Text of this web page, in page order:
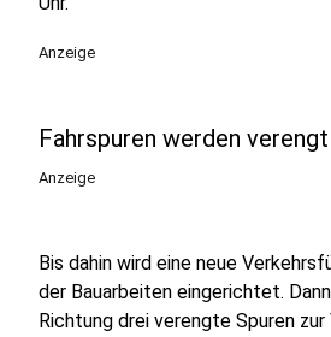
Anzeige
Fahrspuren werden verengt
Anzeige
Bis dahin wird eine neue
der Bauarbeiten eingerichtet.
Richtung drei verengte Spuren